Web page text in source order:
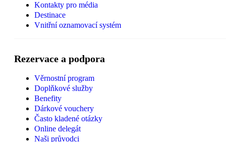
Kontakty pro média
Destinace
Vnitřní oznamovací systém
Rezervace a podpora
Věrnostní program
Doplňkové služby
Benefity
Dárkové vouchery
Často kladené otázky
Online delegát
Naši průvodci